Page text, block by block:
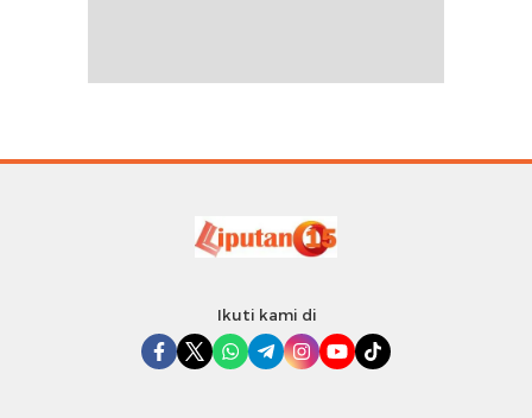
Ikuti kami di